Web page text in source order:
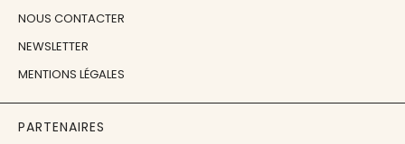
NOUS CONTACTER
NEWSLETTER
MENTIONS LÉGALES
PARTENAIRES